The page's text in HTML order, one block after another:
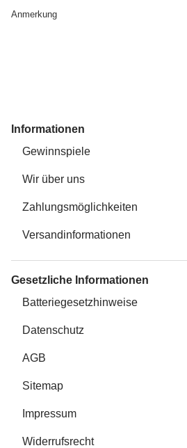
Anmerkung
Informationen
Gewinnspiele
Wir über uns
Zahlungsmöglichkeiten
Versandinformationen
Gesetzliche Informationen
Batteriegesetzhinweise
Datenschutz
AGB
Sitemap
Impressum
Widerrufsrecht